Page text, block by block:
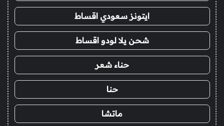
ايتونز سعودي اقساط
شحن يلا لودو اقساط
حناء شعر
حنا
ماتشا